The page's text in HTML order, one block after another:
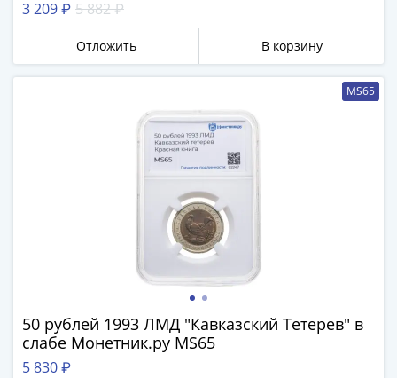
3 209 ₽ 5 882 ₽
Отложить В корзину
MS65
50 рублей 1993 ЛМД "Кавказский Тетерев" в
слабе Монетник.ру MS65
5 830 ₽